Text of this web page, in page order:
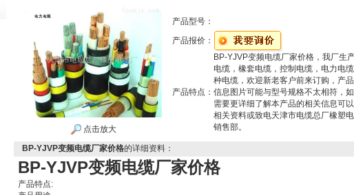
点击放大
产品型号：
产品报价：
产品特点：
BP-YJVP变频电缆厂家价格，我厂生
电缆，橡套电缆，控制电缆，电力电
种电缆，欢迎新老客户前来订购，产
信息图片可能与型号规格不太相符，
需要更详细了解本产品的相关信息可
相关资料或致电天津市电缆总厂橡塑
销售部。
BP-YJVP变频电缆厂家价格的详细资料：
BP-YJVP变频电缆厂家价格
产品特点: